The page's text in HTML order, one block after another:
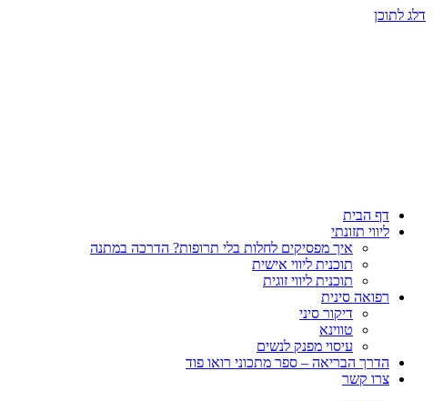
דלג לתוכן
דף הבית
ליווי תזונתי
איך מפסיקים לחלות בלי תרופות? הדרכה במתנה
תוכנית ליווי אישית
תוכנית ליווי זוגית
רפואה סינית
דיקור סיני
טווינא
עיסוי מפנק לנשים
הדרך הבריאה – ספר מתכוני רואו פוד
צרו קשר